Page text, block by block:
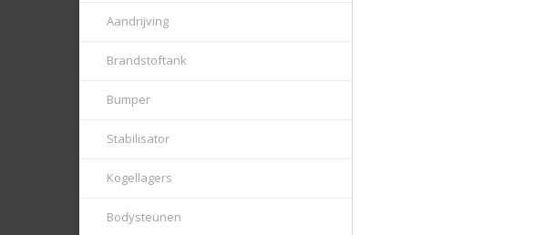
Aandrijving
Brandstoftank
Bumper
Stabilisator
Kogellagers
Bodysteunen